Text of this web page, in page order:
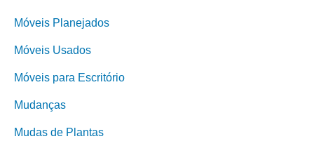
Móveis Planejados
Móveis Usados
Móveis para Escritório
Mudanças
Mudas de Plantas